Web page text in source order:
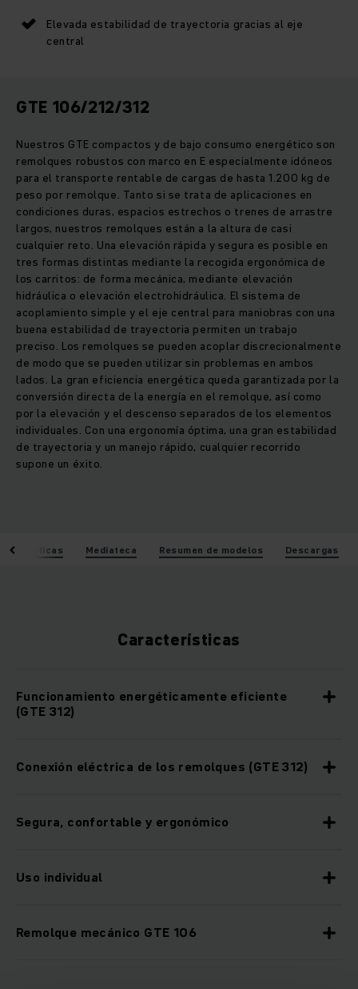
Elevada estabilidad de trayectoria gracias al eje
central
GTE 106/212/312
Nuestros GTE compactos y de bajo consumo energético son
remolques robustos con marco en E especialmente idóneos
para el transporte rentable de cargas de hasta 1.200 kg de
peso por remolque. Tanto si se trata de aplicaciones en
condiciones duras, espacios estrechos o trenes de arrastre
largos, nuestros remolques están a la altura de casi
cualquier reto. Una elevación rápida y segura es posible en
tres formas distintas mediante la recogida ergonómica de
los carritos: de forma mecánica, mediante elevación
hidráulica o elevación electrohidráulica. El sistema de
acoplamiento simple y el eje central para maniobras con una
buena estabilidad de trayectoria permiten un trabajo
preciso. Los remolques se pueden acoplar discrecionalmente
de modo que se pueden utilizar sin problemas en ambos
lados. La gran eficiencia energética queda garantizada por la
conversión directa de la energía en el remolque, así como
por la elevación y el descenso separados de los elementos
individuales. Con una ergonomía óptima, una gran estabilidad
de trayectoria y un manejo rápido, cualquier recorrido
supone un éxito.
Mediateca Resumen de modelos Descargas
Características
Funcionamiento energéticamente eficiente
(GTE 312)
Conexión eléctrica de los remolques (GTE 312)
Segura, confortable y ergonómico
Uso individual
Remolque mecánico GTE 106